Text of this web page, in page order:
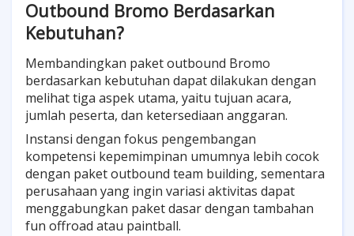
Outbound Bromo Berdasarkan
Kebutuhan?
Membandingkan paket outbound Bromo
berdasarkan kebutuhan dapat dilakukan dengan
melihat tiga aspek utama, yaitu tujuan acara,
jumlah peserta, dan ketersediaan anggaran.
Instansi dengan fokus pengembangan
kompetensi kepemimpinan umumnya lebih cocok
dengan paket outbound team building, sementara
perusahaan yang ingin variasi aktivitas dapat
menggabungkan paket dasar dengan tambahan
fun offroad atau paintball.